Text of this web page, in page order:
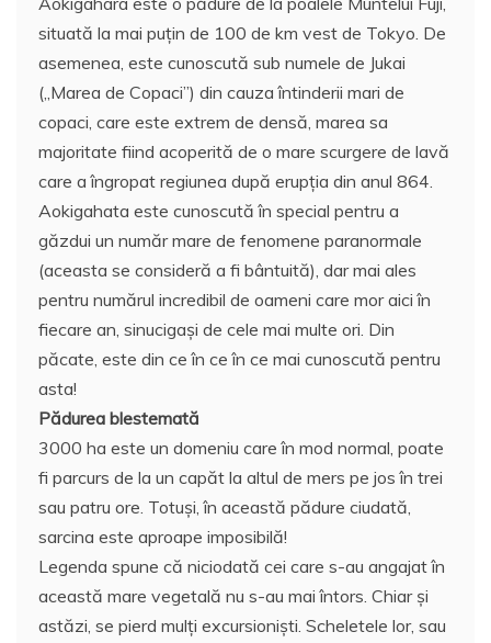
c
e
b
o
o
k
itt
er
ai
l
at
s
A
p
p
er
e
st
rt
aj
e
a
z
ă
situată la mai puţin de 100 de km vest de Tokyo. De
asemenea, este cunoscută sub numele de Jukai
(„Marea de Copaci”) din cauza întinderii mari de
copaci, care este extrem de densă, marea sa
majoritate fiind acoperită de o mare scurgere de lavă
care a îngropat regiunea după erupţia din anul 864.
Aokigahata este cunoscută în special pentru a
găzdui un număr mare de fenomene paranormale
(aceasta se consideră a fi bântuită), dar mai ales
pentru numărul incredibil de oameni care mor aici în
fiecare an, sinucigaşi de cele mai multe ori. Din
păcate, este din ce în ce în ce mai cunoscută pentru
asta!
Pădurea blestemată
3000 ha este un domeniu care în mod normal, poate
fi parcurs de la un capăt la altul de mers pe jos în trei
sau patru ore. Totuşi, în această pădure ciudată,
sarcina este aproape imposibilă!
Legenda spune că niciodată cei care s-au angajat în
această mare vegetală nu s-au mai întors. Chiar şi
astăzi, se pierd mulţi excursionişti. Scheletele lor, sau